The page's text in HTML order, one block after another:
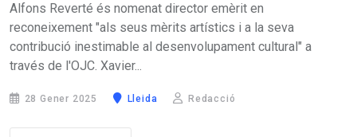
Alfons Reverté és nomenat director emèrit en
reconeixement "als seus mèrits artístics i a la seva
contribució inestimable al desenvolupament cultural" a
través de l'OJC. Xavier...
28 Gener 2025 Lleida Redacció